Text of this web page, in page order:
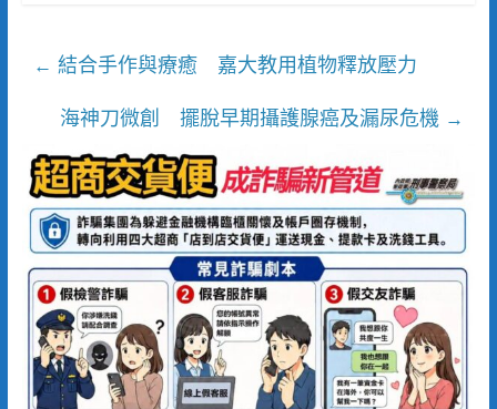
← 結合手作與療癒 嘉大教用植物釋放壓力
海神刀微創 擺脫早期攝護腺癌及漏尿危機 →